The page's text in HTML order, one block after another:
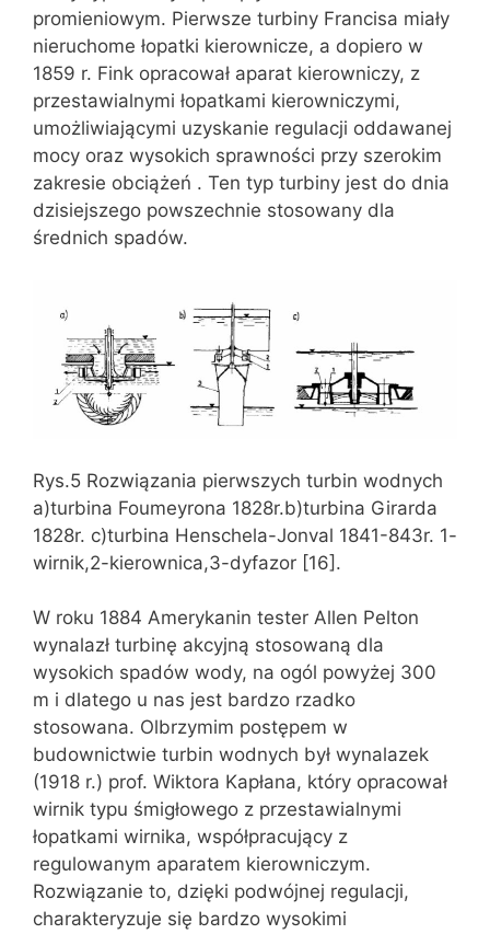
promieniowym. Pierwsze turbiny Francisa miały
nieruchome łopatki kierownicze, a dopiero w
1859 r. Fink opracował aparat kierowniczy, z
przestawialnymi łopatkami kierowniczymi,
umożliwiającymi uzyskanie regulacji oddawanej
mocy oraz wysokich sprawności przy szerokim
zakresie obciążeń . Ten typ turbiny jest do dnia
dzisiejszego powszechnie stosowany dla
średnich spadów.
Rys.5 Rozwiązania pierwszych turbin wodnych
a)turbina Foumeyrona 1828r.b)turbina Girarda
1828r. c)turbina Henschela-Jonval 1841-843r. 1-
wirnik,2-kierownica,3-dyfazor [16].
W roku 1884 Amerykanin tester Allen Pelton
wynalazł turbinę akcyjną stosowaną dla
wysokich spadów wody, na ogól powyżej 300
m i dlatego u nas jest bardzo rzadko
stosowana. Olbrzymim postępem w
budownictwie turbin wodnych był wynalazek
(1918 r.) prof. Wiktora Kapłana, który opracował
wirnik typu śmigłowego z przestawialnymi
łopatkami wirnika, współpracujący z
regulowanym aparatem kierowniczym.
Rozwiązanie to, dzięki podwójnej regulacji,
charakteryzuje się bardzo wysokimi